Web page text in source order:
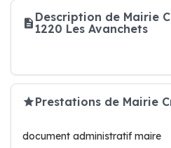
Description de Mairie
1220 Les Avanchets
Prestations de Mairie
document administratif maire